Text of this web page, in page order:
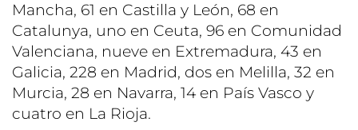
Mancha, 61 en Castilla y León, 68 en
Catalunya, uno en Ceuta, 96 en Comunidad
Valenciana, nueve en Extremadura, 43 en
Galicia, 228 en Madrid, dos en Melilla, 32 en
Murcia, 28 en Navarra, 14 en País Vasco y
cuatro en La Rioja.